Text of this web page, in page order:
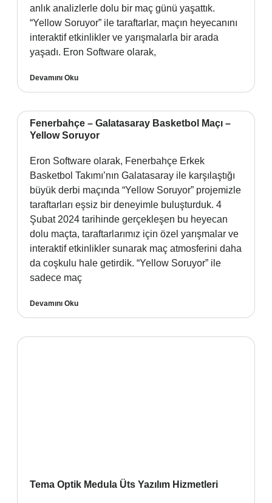
anlık analizlerle dolu bir maç günü yaşattık.
“Yellow Soruyor” ile taraftarlar, maçın heyecanını
interaktif etkinlikler ve yarışmalarla bir arada
yaşadı. Eron Software olarak,
Devamını Oku
Fenerbahçe – Galatasaray Basketbol Maçı –
Yellow Soruyor
Eron Software olarak, Fenerbahçe Erkek
Basketbol Takımı’nın Galatasaray ile karşılaştığı
büyük derbi maçında “Yellow Soruyor” projemizle
taraftarları eşsiz bir deneyimle buluşturduk. 4
Şubat 2024 tarihinde gerçekleşen bu heyecan
dolu maçta, taraftarlarımız için özel yarışmalar ve
interaktif etkinlikler sunarak maç atmosferini daha
da coşkulu hale getirdik. “Yellow Soruyor” ile
sadece maç
Devamını Oku
Tema Optik Medula Üts Yazılım Hizmetleri